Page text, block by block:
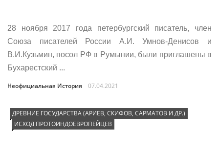
28 ноября 2017 года петербургский писатель, член
Союза писателей России А.И. Умнов-Денисов и
В.И.Кузьмин, посол РФ в Румынии, были приглашены в
Бухарестский ...
Неофициальная История 07.04.2021
ДРЕВНИЕ ГОСУДАРСТВА (АРИЕВ, СКИФОВ, САРМАТОВ И ДР.)
ИСХОД ПРОТОИНДОЕВРОПЕЙЦЕВ